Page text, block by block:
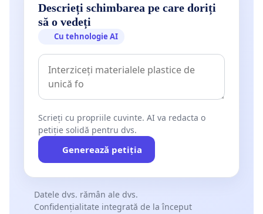
Descrieți schimbarea pe care doriți
să o vedeți
Cu tehnologie AI
Scrieți cu propriile cuvinte. AI va redacta o
petiție solidă pentru dvs.
Generează petiția
Datele dvs. rămân ale dvs.
Confidențialitate integrată de la început